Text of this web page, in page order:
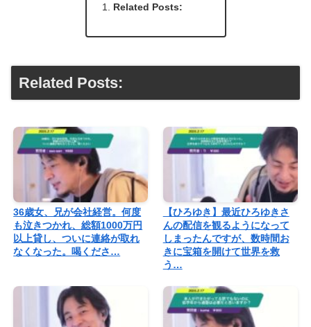
Related Posts:
Related Posts:
36歳女、兄が会社経営。何度
も泣きつかれ、総額1000万円
以上貸し、ついに連絡が取れ
なくなった。喝くださ…
【ひろゆき】最近ひろゆきさ
んの配信を観るようになって
しまったんですが、数時間お
きに宝箱を開けて世界を救
う…